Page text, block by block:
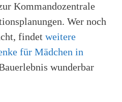
Kommandozentrale
Wer noch
findet weitere
für Mädchen in
wunderbar